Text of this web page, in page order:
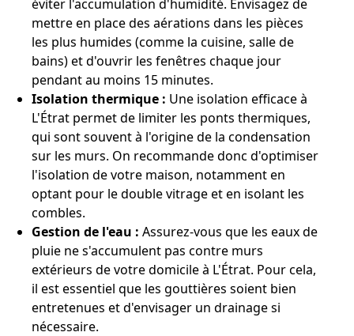
éviter l'accumulation d'humidité. Envisagez de
mettre en place des aérations dans les pièces
les plus humides (comme la cuisine, salle de
bains) et d'ouvrir les fenêtres chaque jour
pendant au moins 15 minutes.
Isolation thermique : Une isolation efficace à
L'Étrat permet de limiter les ponts thermiques,
qui sont souvent à l'origine de la condensation
sur les murs. On recommande donc d'optimiser
l'isolation de votre maison, notamment en
optant pour le double vitrage et en isolant les
combles.
Gestion de l'eau : Assurez-vous que les eaux de
pluie ne s'accumulent pas contre murs
extérieurs de votre domicile à L'Étrat. Pour cela,
il est essentiel que les gouttières soient bien
entretenues et d'envisager un drainage si
nécessaire.